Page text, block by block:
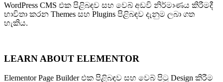
WordPress CMS එක පිළිබඳව සහ වෙබ් අඩවි නිර්මාණය කිරීමදී
භාවිතා කරන Themes සහ Plugins පිළිබඳව දැනුම ලබා ගත
හැකිය.
LEARN ABOUT ELEMENTOR
Elementor Page Builder එක පිළිබඳව සහ වෙබ් පිටු Design කිරීම